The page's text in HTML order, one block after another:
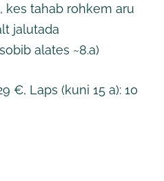
kes tahab rohkem aru
jalutada
alates ~8.a)
€, Laps (kuni 15 a): 10